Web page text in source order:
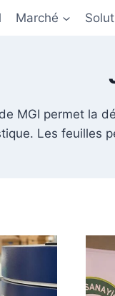
Marché
MGI permet la
Les feuilles